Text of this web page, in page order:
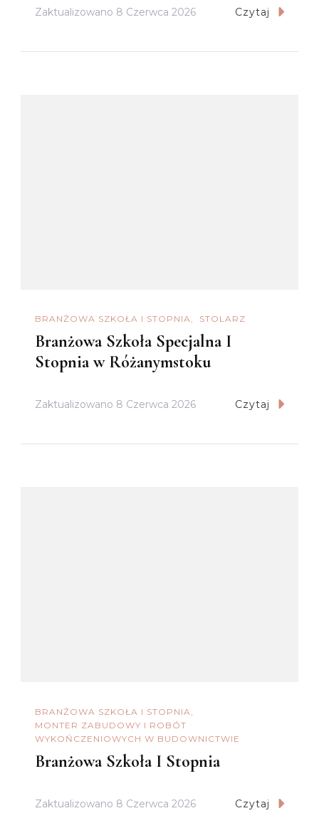
Zaktualizowano 8 Czerwca 2026 Czytaj
BRANŻOWA SZKOŁA I STOPNIA STOLARZ
Branżowa Szkoła Specjalna I
Stopnia w Różanymstoku
Zaktualizowano 8 Czerwca 2026 Czytaj
BRANŻOWA SZKOŁA I STOPNIA
MONTER ZABUDOWY I ROBÓT
WYKOŃCZENIOWYCH W BUDOWNICTWIE
Branżowa Szkoła I Stopnia
Zaktualizowano 8 Czerwca 2026 Czytaj